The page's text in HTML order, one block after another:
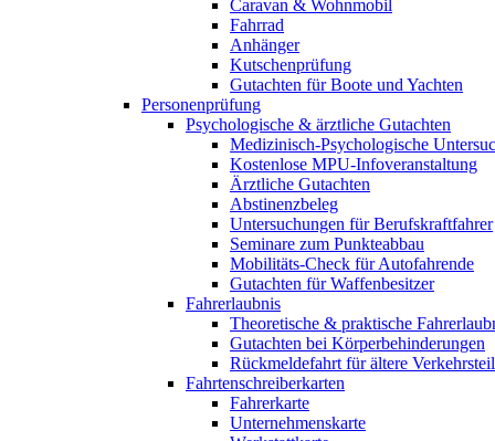
Caravan & Wohnmobil
Fahrrad
Anhänger
Kutschenprüfung
Gutachten für Boote und Yachten
Personenprüfung
Psychologische & ärztliche Gutachten
Medizinisch-Psychologische
Kostenlose MPU-Infoveranstaltung
Ärztliche Gutachten
Abstinenzbeleg
Untersuchungen für Berufskraftfahrer
Seminare zum Punkteabbau
Mobilitäts-Check für Autofahrende
Gutachten für Waffenbesitzer
Fahrerlaubnis
Theoretische & praktische
Gutachten bei Körperbehinderungen
Rückmeldefahrt für ältere
Fahrtenschreiberkarten
Fahrerkarte
Unternehmenskarte